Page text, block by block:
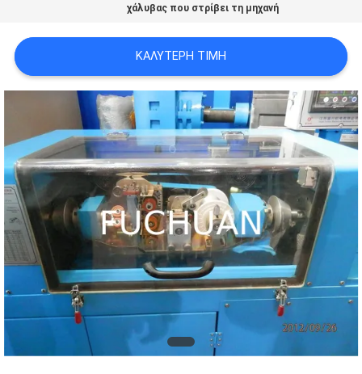
ΥΠΟΘΈΣΕΙΣ
SITEMAP
PRIVACY
POLICY
χάλυβας που στρίβει τη μηχανή
ΚΑΛΎΤΕΡΗ ΤΙΜΉ